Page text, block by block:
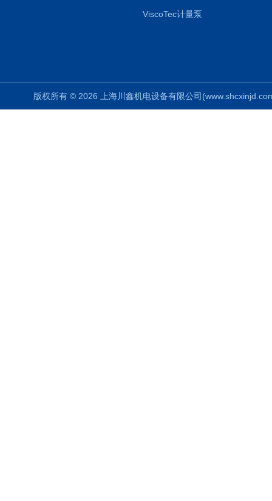
ViscoTec计量泵
版权所有 © 2026 上海川鑫机电设备有限公司